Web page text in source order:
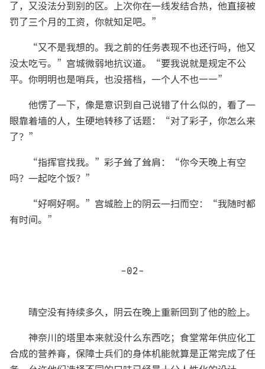
了，又没法分到别的区。上次你在一线发结合热，他直接被
罚了三个月的工资，你就知足吧。”
“又不是我想的。我之前的任务表现不也还行吗，他又
没太吃亏。”宫城微弱地抗议道。“要我说就是规定不公
平。你明明也是哨兵，也没搭档，一个人不也——”
他愣了一下，像是意识到自己说错了什么似的，看了一
眼靠着墙的人，生硬地转移了话题：“对了彩子，你怎么来
了？”
“指挥官找我。”彩子耸了耸肩：“你今天晚上有空
吗？一起吃个饭？”
“好啊好啊。”宫城脸上的阴云一扫而空：“我随时都
有时间。”
-02-
晴空没有持续多久，阴云在晚上重新回到了他的脸上。
神奈川的塔里本来就没什么东西吃；食堂常年供应化工
合成的营养膏，保障士兵们的身体机能就算是正常完成了任